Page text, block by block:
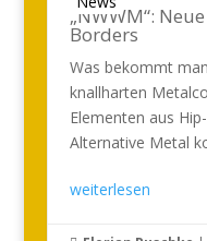
„NWWM“:
Borders
Was bekommt
knallharten
Elementen aus
Alternative Metal
weiterlesen